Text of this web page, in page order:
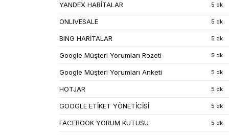
YANDEX HARİTALAR 5 dk
ONLIVESALE 5 dk
BING HARİTALAR 5 dk
Google Müşteri Yorumları Rozeti 5 dk
Google Müşteri Yorumları Anketi 5 dk
HOTJAR 5 dk
GOOGLE ETİKET YÖNETİCİSİ 5 dk
FACEBOOK YORUM KUTUSU 5 dk